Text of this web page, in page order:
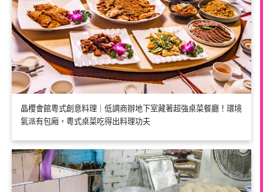
晶櫻會館粵式創意料理｜低調商辦地下室藏著超強桌菜餐廳！環境
氣派有包廂，粵式桌菜吃得出料理功夫